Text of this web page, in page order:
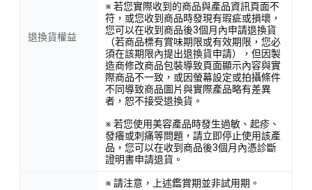
退換貨權益
※ 若您實際收到的商品與產品資訊頁面不
符，或您收到商品時發現有瑕疵或損壞，
您可以在收到商品後3個月內申請退換貨
（若商品標有賞味期限或有效期限，您必
須在該期限內提出退換貨申請），但因製
造商修改商品包裝導致頁面顯示內容與實
際商品不一致，或因螢幕設定或拍攝條件
不同導致商品圖片與實際產品略有差異
者，恕不接受退換貨。
※ 若您使用美容產品時發生過敏、起疹、
發癢或刺痛等問題，請立即停止使用該產
品，您可以在收到商品後3個月內憑診斷
證明書申請退貨。
※ 請注意，上述鑑賞期並非試用期。